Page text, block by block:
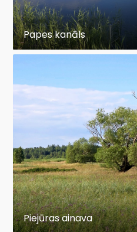
Papes kanāls
Piejūras ainava